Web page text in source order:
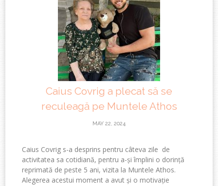
Caius Covrig a plecat să se
reculeagă pe Muntele Athos
MAY 22, 2024
Caius Covrig s-a desprins pentru câteva zile de
activitatea sa cotidiană, pentru a-și împlini o dorință
reprimată de peste 5 ani, vizita la Muntele Athos.
Alegerea acestui moment a avut și o motivație